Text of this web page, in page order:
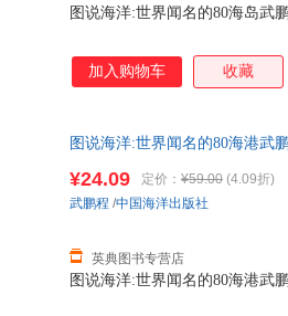
图说海洋:世界闻名的80海岛武
加入购物车 收藏
图说海洋:世界闻名的80海港武
图说海洋:世界闻名的80海港武
¥24.09 定价： ¥59.00 (4.09折)
英典图书专营店
武鹏程 /中国海洋出版社